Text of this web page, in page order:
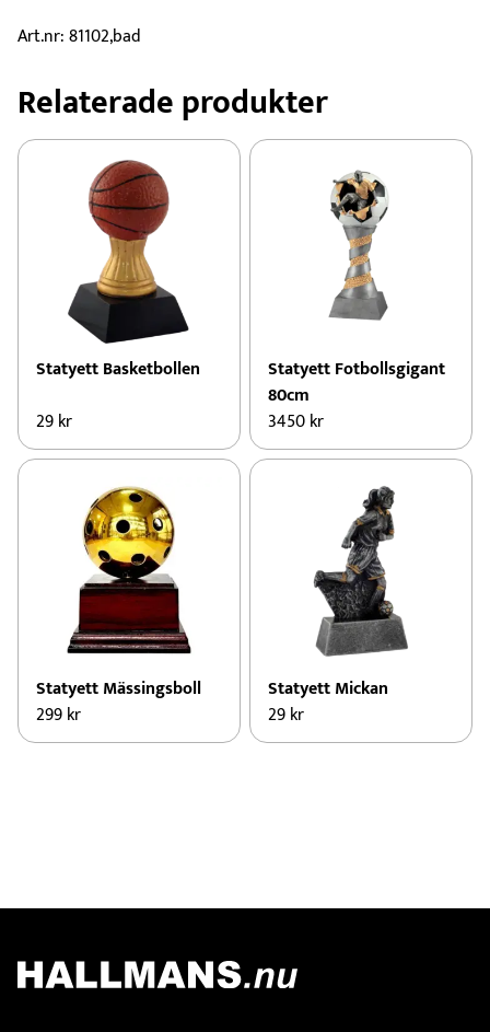
Art.nr: 81102,bad
Relaterade produkter
Statyett Basketbollen
29kr
Statyett Fotbollsgigant
80cm
3450kr
Statyett Mässingsboll
299kr
Statyett Mickan
29kr